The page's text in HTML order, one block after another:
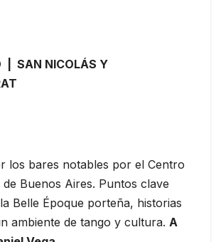
| SAN NICOLÁS Y
los bares notables por el Centro
de Buenos Aires. Puntos clave
Belle Époque porteña, historias
ambiente de tango y cultura. A